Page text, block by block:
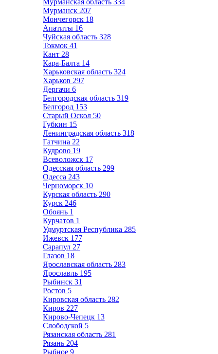
Мурманская область 334
Мурманск 207
Мончегорск 18
Апатиты 16
Чуйская область 328
Токмок 41
Кант 28
Кара-Балта 14
Харьковская область 324
Харьков 297
Дергачи 6
Белгородская область 319
Белгород 153
Старый Оскол 50
Губкин 15
Ленинградская область 318
Гатчина 22
Кудрово 19
Всеволожск 17
Одесская область 299
Одесса 243
Черноморск 10
Курская область 290
Курск 246
Обоянь 1
Курчатов 1
Удмуртская Республика 285
Ижевск 177
Сарапул 27
Глазов 18
Ярославская область 283
Ярославль 195
Рыбинск 31
Ростов 5
Кировская область 282
Киров 227
Кирово-Чепецк 13
Слободской 5
Рязанская область 281
Рязань 204
Рыбное 9